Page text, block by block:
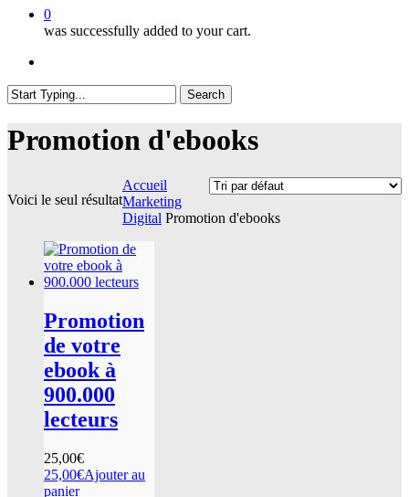
0
was successfully added to your cart.
Search
Search
Promotion d'ebooks
Voici le seul résultat
Accueil
Marketing
Digital Promotion d'ebooks
Promotion
de votre
ebook à
900.000
lecteurs
25,00€
25,00€Ajouter au
panier